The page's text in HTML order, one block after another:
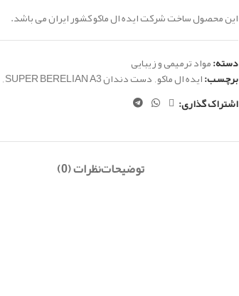
این محصول ساخت شرکت ایده ال ماکو کشور ایران می باشد.
دسته:مواد ترمیمی و زیبایی
برچسب:ایده ال ماکو,دست دندان SUPER BERELIAN A3 ,
اشتراک گذاری:
توضیحاتنظرات (0)